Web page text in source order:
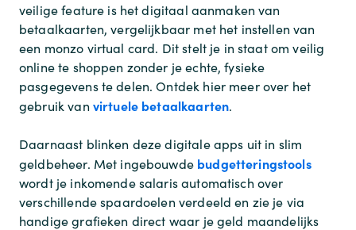
veilige feature is het digitaal aanmaken van
betaalkaarten, vergelijkbaar met het instellen van
een monzo virtual card. Dit stelt je in staat om veilig
online te shoppen zonder je echte, fysieke
pasgegevens te delen. Ontdek hier meer over het
gebruik van virtuele betaalkaarten.
Daarnaast blinken deze digitale apps uit in slim
geldbeheer. Met ingebouwde budgetteringstools
wordt je inkomende salaris automatisch over
verschillende spaardoelen verdeeld en zie je via
handige grafieken direct waar je geld maandelijks